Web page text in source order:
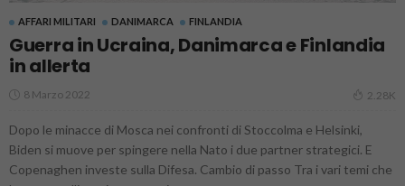
AFFARI MILITARI DANIMARCA FINLANDIA
Guerra in Ucraina, Danimarca e Finlandia
in allerta
8 Marzo 2022 2.28K
Dopo le minacce di Mosca nei confronti di Stoccolma e Helsinki,
Biden si muove per spingere nella Nato i due partner strategici. E
Copenaghen investe sulla Difesa. Cambio di passo Tra i vari temi che